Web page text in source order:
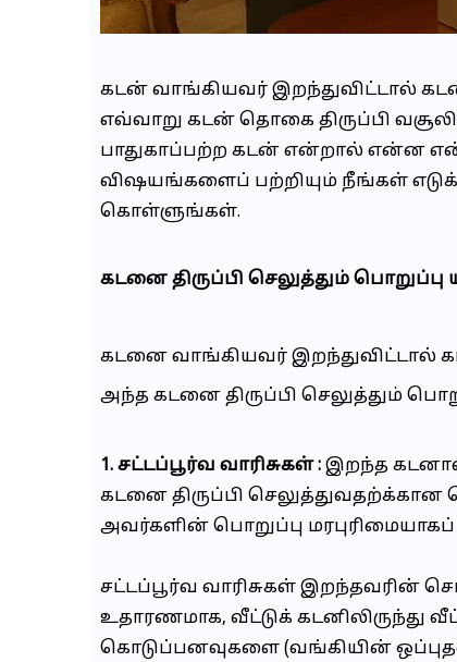
கடன் வாங்கியவர் இறந்துவிட்டால்
எவ்வாறு கடன் தொகை திருப்பி
பாதுகாப்பற்ற கடன் என்றால் என்ன
விஷயங்களைப் பற்றியும் நீங்கள்
கொள்ளுங்கள்.
கடனை திருப்பி செலுத்தும் பொறுப்பு
கடனை வாங்கியவர் இறந்துவிட்டால்
அந்த கடனை திருப்பி செலுத்தும்
1. சட்டப்பூர்வ வாரிசுகள் : இறந்த
கடனை திருப்பி செலுத்துவதற்க்கான
அவர்களின் பொறுப்பு
சட்டப்பூர்வ வாரிசுகள் இறந்தவரின்
உதாரணமாக, வீட்டுக் கடனிலிருந்து
கொடுப்பனவுகளை (வங்கியின்